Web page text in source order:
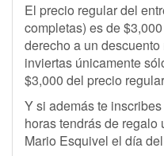
El precio regular del
completas) es de
derecho a un
inviertas únicamente
$3,000 del precio
Y si además te
horas tendrás de
Mario Esquivel el día